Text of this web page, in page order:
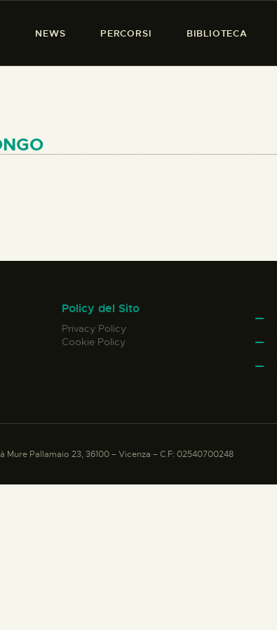
NEWS PERCORSI BIBLIOTECA
PRESENZA DONNA
Policy del Sito
Privacy Policy
Cookie Policy
Pallamaio 23, 36100 – Vicenza – C.F: 02540700248